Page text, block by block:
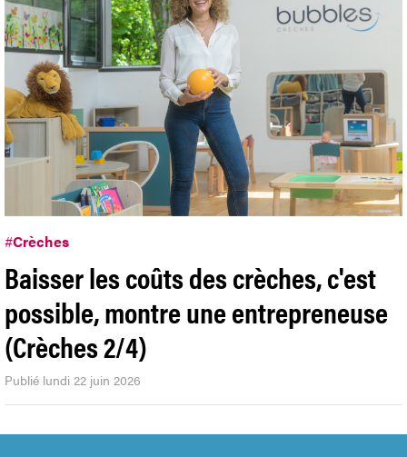
#Crèches
Baisser les coûts des crèches, c'est
possible, montre une entrepreneuse
(Crèches 2/4)
Publié lundi 22 juin 2026